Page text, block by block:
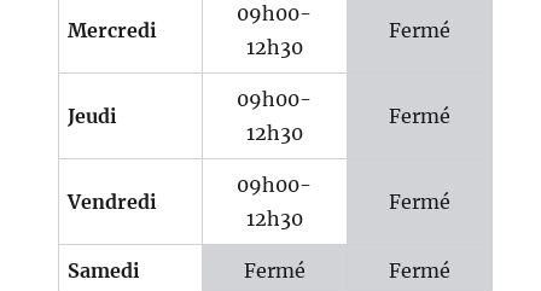
Mercredi
09h00-
12h30
Fermé
Jeudi
09h00-
12h30
Fermé
Vendredi
09h00-
12h30
Fermé
Samedi Fermé Fermé